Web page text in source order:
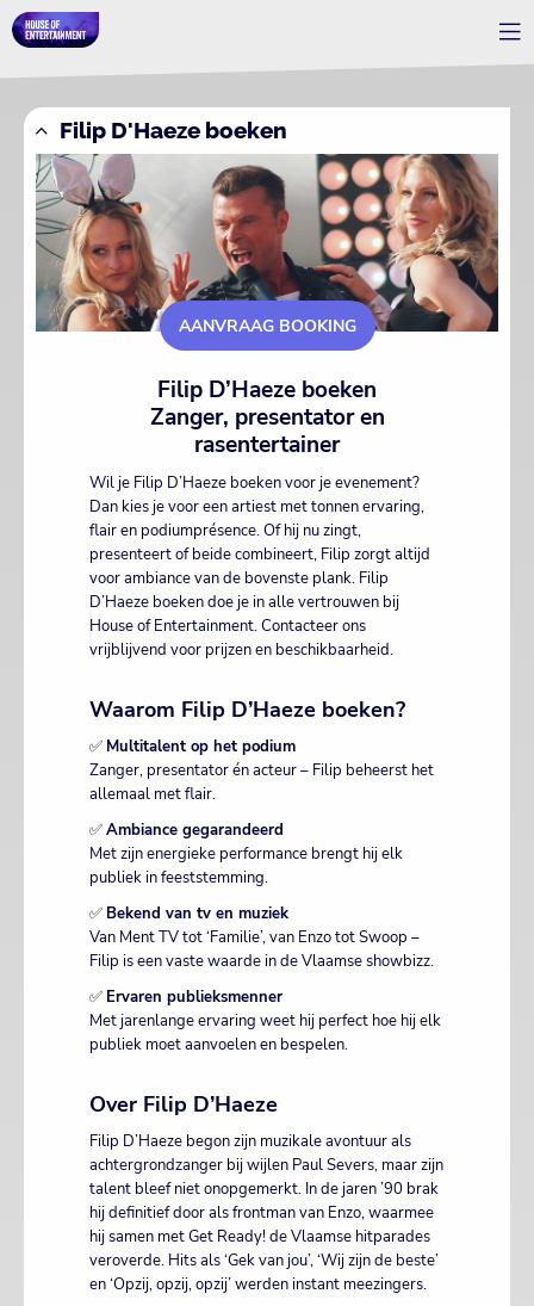
Filip D'Haeze boeken
AANVRAAG BOOKING
Filip D’Haeze boeken
Zanger, presentator en
rasentertainer
Wil je Filip D’Haeze boeken voor je evenement?
Dan kies je voor een artiest met tonnen ervaring,
flair en podiumprésence. Of hij nu zingt,
presenteert of beide combineert, Filip zorgt altijd
voor ambiance van de bovenste plank. Filip
D’Haeze boeken doe je in alle vertrouwen bij
House of Entertainment. Contacteer ons
vrijblijvend voor prijzen en beschikbaarheid.
Waarom Filip D’Haeze boeken?
✅ Multitalent op het podium
Zanger, presentator én acteur – Filip beheerst het
allemaal met flair.
✅Ambiance gegarandeerd
Met zijn energieke performance brengt hij elk
publiek in feeststemming.
✅ Bekend van tv en muziek
Van Ment TV tot ‘Familie’, van Enzo tot Swoop –
Filip is een vaste waarde in de Vlaamse showbizz.
✅ Ervaren publieksmenner
Met jarenlange ervaring weet hij perfect hoe hij elk
publiek moet aanvoelen en bespelen.
Over Filip D’Haeze
Filip D’Haeze begon zijn muzikale avontuur als
achtergrondzanger bij wijlen Paul Severs, maar zijn
talent bleef niet onopgemerkt. In de jaren ’90 brak
hij definitief door als frontman van Enzo, waarmee
hij samen met Get Ready! de Vlaamse hitparades
veroverde. Hits als ‘Gek van jou’, ‘Wij zijn de beste’
en ‘Opzij, opzij, opzij’ werden instant meezingers.